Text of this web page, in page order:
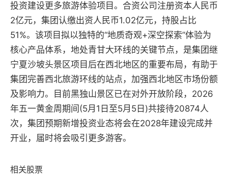
投资建设更多旅游体验项目。合资公司注册资本人民币
2亿元，集团认缴出资人民币1.02亿元，持股占比
51%。该项目拟以独特的“地质奇观+深空探索”体验为
核心产品体系，地处青甘大环线的关键节点，是集团继
宁夏沙坡头景区项目后在西北地区的重要布局，有助于
集团完善西北旅游环线的站点，加强西北地区市场份额
及影响力。目前黑独山景区已在对外开放阶段，2026
年五一黄金周期间(5月1日至5月5日)共接待20874人
次，集团预期新增投资业态将会在2028年建设完成并
开业，届时将会吸引更多游客。
相关股票